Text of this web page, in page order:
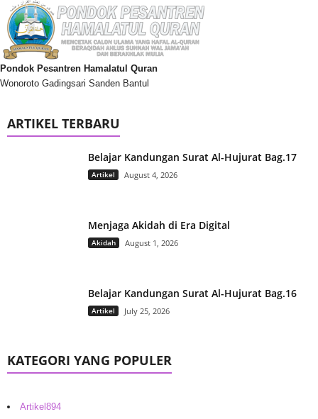
Pondok Pesantren Hamalatul Quran
Wonoroto Gadingsari Sanden Bantul
ARTIKEL TERBARU
Belajar Kandungan Surat Al-Hujurat Bag.17
Artikel August 4, 2026
Menjaga Akidah di Era Digital
Akidah August 1, 2026
Belajar Kandungan Surat Al-Hujurat Bag.16
Artikel July 25, 2026
KATEGORI YANG POPULER
Artikel894